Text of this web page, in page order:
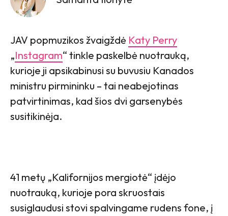
JAV popmuzikos žvaigždė Katy Perry
„Instagram“ tinkle paskelbė nuotrauką,
kurioje ji apsikabinusi su buvusiu Kanados
ministru pirmininku – tai neabejotinas
patvirtinimas, kad šios dvi garsenybės
susitikinėja.
41 metų „Kalifornijos mergiotė“ įdėjo
nuotrauką, kurioje pora skruostais
susiglaudusi stovi spalvingame rudens fone, į